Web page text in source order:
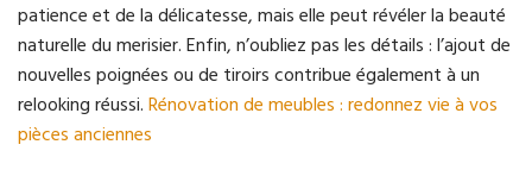
patience et de la délicatesse, mais elle peut révéler la beauté
naturelle du merisier. Enfin, n’oubliez pas les détails : l’ajout de
nouvelles poignées ou de tiroirs contribue également à un
relooking réussi. Rénovation de meubles : redonnez vie à vos
pièces anciennes